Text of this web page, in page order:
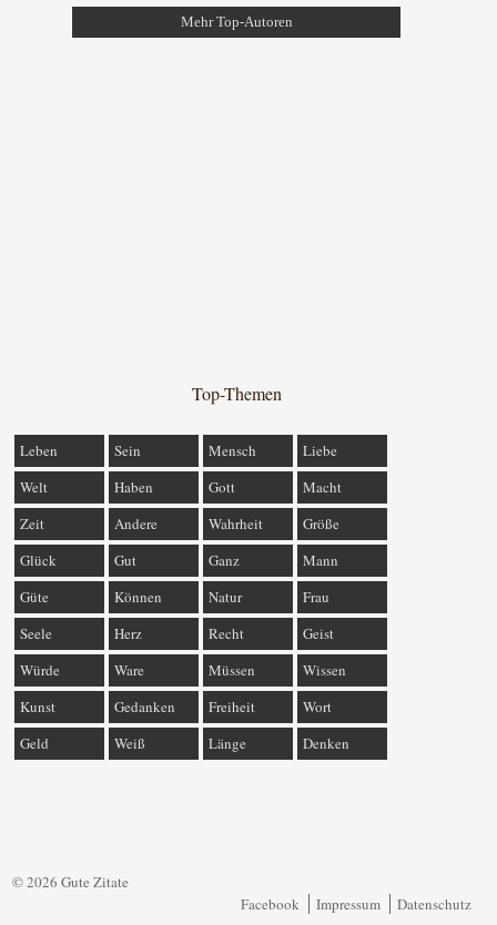
Mehr Top-Autoren
Top-Themen
Leben Sein Mensch
Liebe
Welt
Haben Gott
Macht
Zeit
Andere Wahrheit
Größe
Glück
Gut Ganz
Mann
Güte
Können Natur
Frau
Seele
Herz Recht
Geist
Würde
Ware Müssen
Wissen
Kunst
Gedanken Freiheit
Wort
Geld
Weiß Länge Denken
© 2026 Gute Zitate
Facebook
Impressum Datenschutz